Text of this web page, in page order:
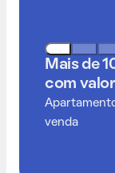
Mais de
com
venda